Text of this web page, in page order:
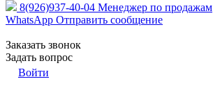
8(926)937-40-04 Менеджер по продажам
WhatsApp Отправить сообщение
Заказать звонок
Задать вопрос
Войти